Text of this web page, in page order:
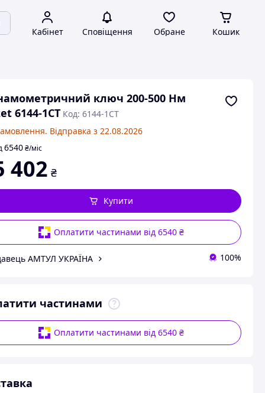
Кабінет Сповіщення Обране Кошик
ключ 200-500 Нм
6144-1CT Код: 6144-1CT
Відправка з 22.08.2026
6540 ₴/міс
402 ₴
Оплатити частинами від 6540 ₴
Купити
АМТУЛ УКРАЇНА 100%
частинами
Оплатити частинами від 6540 ₴